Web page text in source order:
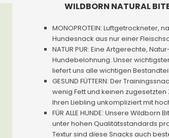
WILDBORN NATURAL
MONOPROTEIN: Luftgetrockneter,
Hundesnack aus nur einer
NATUR PUR: Eine Artgerechte,
Hundebelohnung. Unser
liefert uns alle wichtigen
GESUND FÜTTERN: Der
wenig Fett und keinen zugesetzten
Ihren Liebling unkompliziert mit
FÜR ALLE HUNDE: Unsere Wildborn
unter hohen Qualitätsstandards
Textur sind diese Snacks auch